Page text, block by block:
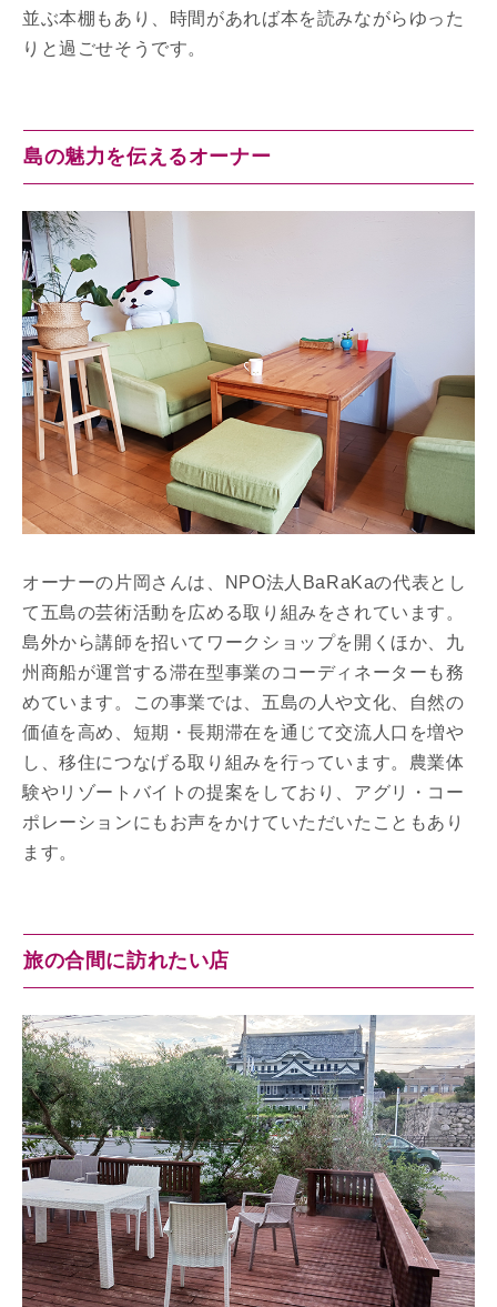
並ぶ本棚もあり、時間があれば本を読みながらゆった
りと過ごせそうです。
島の魅力を伝えるオーナー
オーナーの片岡さんは、NPO法人BaRaKaの代表とし
て五島の芸術活動を広める取り組みをされています。
島外から講師を招いてワークショップを開くほか、九
州商船が運営する滞在型事業のコーディネーターも務
めています。この事業では、五島の人や文化、自然の
価値を高め、短期・長期滞在を通じて交流人口を増や
し、移住につなげる取り組みを行っています。農業体
験やリゾートバイトの提案をしており、アグリ・コー
ポレーションにもお声をかけていただいたこともあり
ます。
旅の合間に訪れたい店